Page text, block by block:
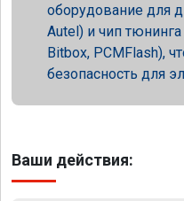
оборудование для
Autel) и чип
Bitbox, PCMFlash),
безопасность для
Ваши действия: